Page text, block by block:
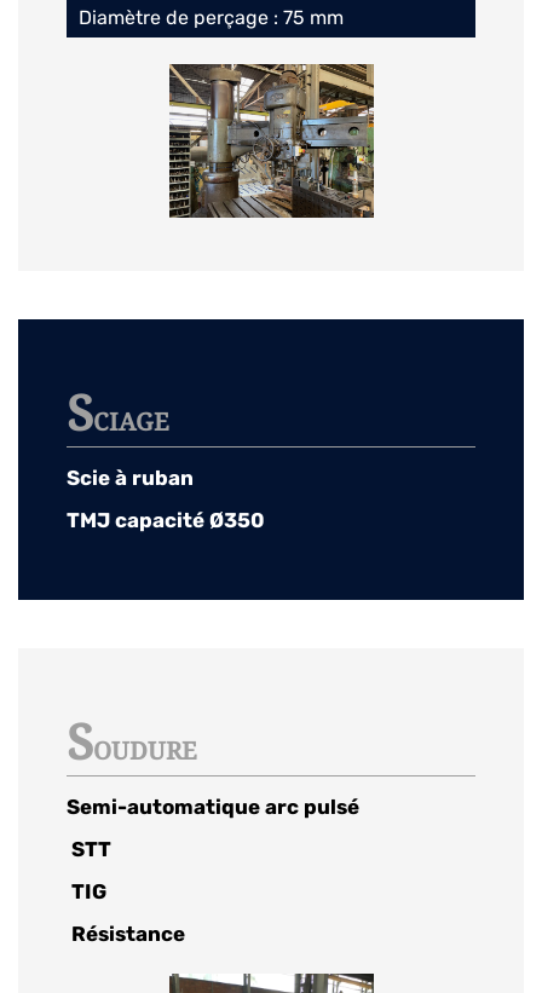
Diamètre de perçage : 75 mm
SCIAGE
Scie à ruban
TMJ capacité Ø350
SOUDURE
Semi-automatique arc pulsé
STT
TIG
Résistance